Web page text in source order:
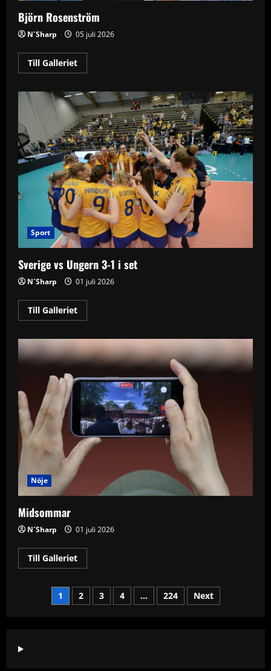
Björn Rosenström
N´Sharp 05 juli 2026
Till GallerietRead
more
Rosenström
Sport
Sverige vs Ungern 3-1 i set
N´Sharp 01 juli 2026
Till GallerietRead
more
vs
Ungern
3-
i
set
Nöje
Midsommar
N´Sharp 01 juli 2026
Till GallerietRead
more
Sidnumrering
1 2 3 4 … 224 Next